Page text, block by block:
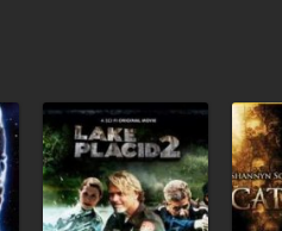
| L1
от
Размер: 3.21 GB
Размер: 10.12 GB